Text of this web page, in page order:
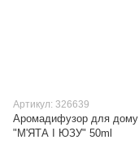
Артикул: 326639
Аромадифузор для дому
"М'ЯТА І ЮЗУ" 50ml